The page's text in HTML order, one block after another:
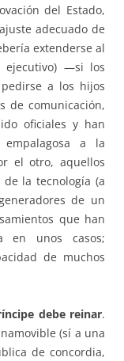
del Estado,
adecuado de
extenderse al
ejecutivo) —si los
a los hijos
de comunicación,
oficiales y han
a la
el otro, aquellos
la tecnología (a
de un
que han
en unos casos;
de muchos
debe reinar.
(sí a una
de concordia,